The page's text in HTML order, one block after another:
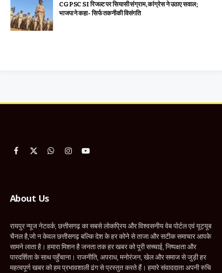
CGPSC SI रिजल्ट पर सियासी संग्राम, कांग्रेस ने उठाए सवाल;
भाजपा ने कहा- सिर्फ तकनीकी विसंगति
Facebook
X
WhatsApp
InstagramYouTube
About Us
रायपुर न्यूज नेटवर्क, छत्तीसगढ़ का सबसे लोकप्रिय और विश्वसनीय वेब पोर्टल एवं यूट्यूब
चैनल है,जो न केवल छत्तीसगढ़ बल्कि देश के हर कोने से ताजा और सटीक समाचार आपके
सामने लाता है। हमारा मिशन है जनता तक हर खबर को पूरी सच्चाई, निष्पक्षता और
पारदर्शिता के साथ पहुँचाना। राजनीति, अपराध, मनोरंजन, खेल और समाज से जुड़ी हर
महत्वपूर्ण खबर को हम प्रभावशाली ढंग से प्रस्तुत करते हैं। हमारे संवाददाता अपनी रुचि